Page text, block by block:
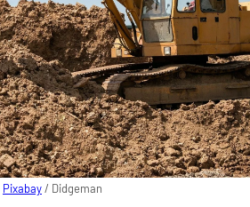
Pixabay/ Didgeman